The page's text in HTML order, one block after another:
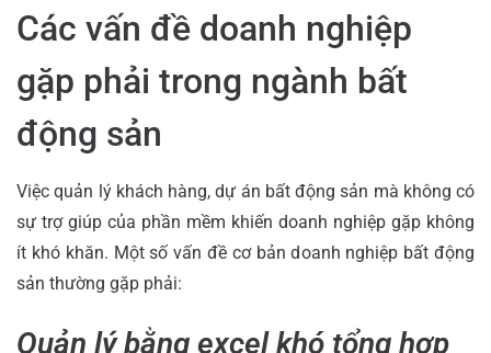
Các vấn đề doanh nghiệp
gặp phải trong ngành bất
động sản
Việc quản lý khách hàng, dự án bất động sản mà không có
sự trợ giúp của phần mềm khiến doanh nghiệp gặp không
ít khó khăn. Một số vấn đề cơ bản doanh nghiệp bất động
sản thường gặp phải:
Quản lý bằng excel khó tổng hợp